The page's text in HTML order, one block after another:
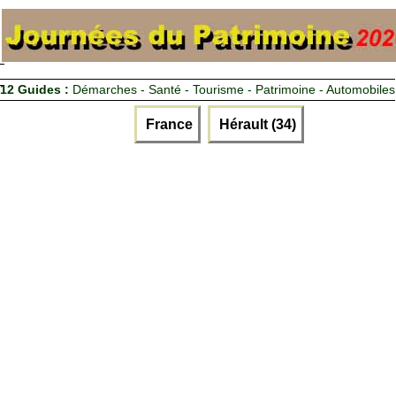
12 Guides : Démarches - Santé - Tourisme - Patrimoine - Automobiles
France Hérault (34)